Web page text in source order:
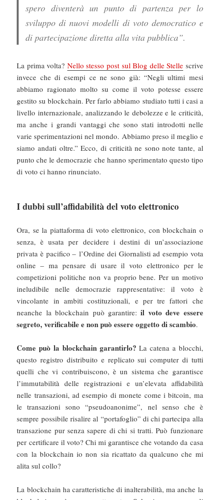
spero diventerà un punto di partenza per lo
sviluppo di nuovi modelli di voto democratico e
di partecipazione diretta alla vita pubblica”.
La prima volta? Nello stesso post sul Blog delle Stelle scrive
invece che di esempi ce ne sono già: “Negli ultimi mesi
abbiamo ragionato molto su come il voto potesse essere
gestito su blockchain. Per farlo abbiamo studiato tutti i casi a
livello internazionale, analizzando le debolezze e le criticità,
ma anche i grandi vantaggi che sono stati introdotti nelle
varie sperimentazioni nel mondo. Abbiamo preso il meglio e
siamo andati oltre.” Ecco, di criticità ne sono note tante, al
punto che le democrazie che hanno sperimentato questo tipo
di voto ci hanno rinunciato.
I dubbi sull’affidabilità del voto elettronico
Ora, se la piattaforma di voto elettronico, con blockchain o
senza, è usata per decidere i destini di un’associazione
privata è pacifico – l’Ordine dei Giornalisti ad esempio vota
online – ma pensare di usare il voto elettronico per le
competizioni politiche non va proprio bene. Per un motivo
ineludibile nelle democrazie rappresentative: il voto è
vincolante in ambiti costituzionali, e per tre fattori che
neanche la blockchain può garantire:il voto deve essere
segreto, verificabile e non può essere oggetto di scambio.
Come può la blockchain garantirlo? La catena a blocchi,
questo registro distribuito e replicato sui computer di tutti
quelli che vi contribuiscono, è un sistema che garantisce
l’immutabilità delle registrazioni e un’elevata affidabilità
nelle transazioni, ad esempio di monete come i bitcoin, ma
le transazioni sono “pseudoanonime”, nel senso che è
sempre possibile risalire al “portafoglio” di chi partecipa alla
transazione pur senza sapere di chi si tratti. Può funzionare
per certificare il voto? Chi mi garantisce che votando da casa
con la blockchain io non sia ricattato da qualcuno che mi
alita sul collo?
La blockchain ha caratteristiche di inalterabilità, ma anche la